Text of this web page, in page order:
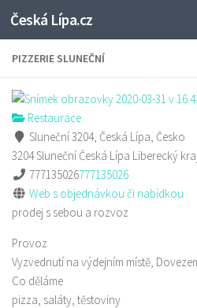
Skip to content
Česká Lípa.cz
PIZZERIE SLUNEČNÍ
Restaurace
Sluneční 3204, Česká Lípa, Česko
3204 Sluneční Česká Lípa Liberecký
777135026777135026
Web s objednávkou či nabídkou
prodej s sebou a rozvoz
Provoz
Vyzvednutí na výdejním místě,
Co děláme
pizza, saláty, těstoviny